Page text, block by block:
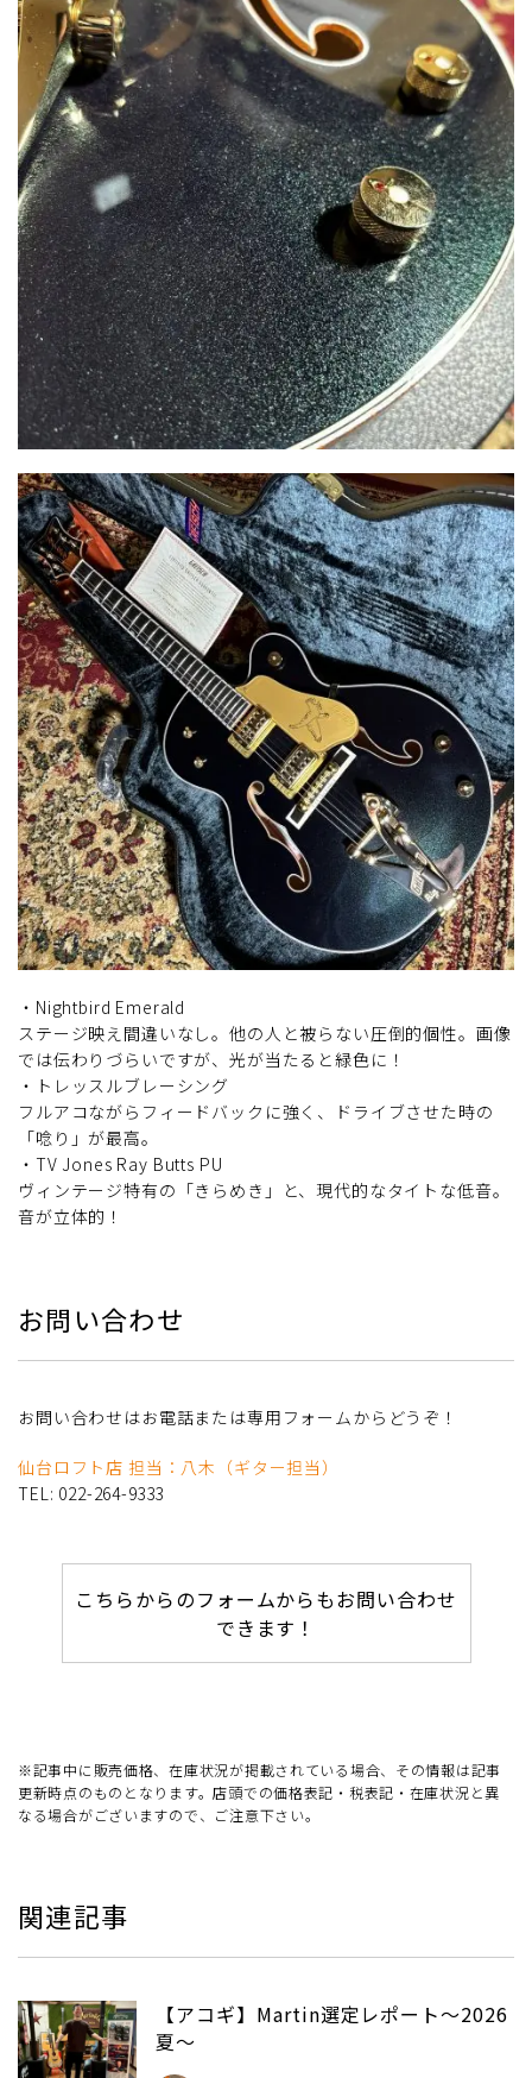
・Nightbird Emerald
ステージ映え間違いなし。他の人と被らない圧倒的個性。画像
では伝わりづらいですが、光が当たると緑色に！
・トレッスルブレーシング
フルアコながらフィードバックに強く、ドライブさせた時の
「唸り」が最高。
・TV Jones Ray Butts PU
ヴィンテージ特有の「きらめき」と、現代的なタイトな低音。
音が立体的！
お問い合わせ
お問い合わせはお電話または専用フォームからどうぞ！
仙台ロフト店 担当：八木（ギター担当）
TEL: 022-264-9333
こちらからのフォームからもお問い合わせ
できます！
※記事中に販売価格、在庫状況が掲載されている場合、その情報は記事
更新時点のものとなります。店頭での価格表記・税表記・在庫状況と異
なる場合がございますので、ご注意下さい。
関連記事
【アコギ】Martin選定レポート～2026
夏～